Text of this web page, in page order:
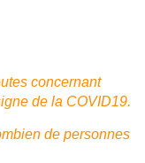
concernant
de la COVID19.
de personnes